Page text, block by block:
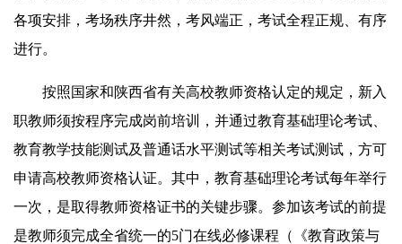
各项安排，考场秩序井然，考风端正，考试全程正规、有序
进行。
按照国家和陕西省有关高校教师资格认定的规定，新入
职教师须按程序完成岗前培训，并通过教育基础理论考试、
教育教学技能测试及普通话水平测试等相关考试测试，方可
申请高校教师资格认证。其中，教育基础理论考试每年举行
一次，是取得教师资格证书的关键步骤。参加该考试的前提
是教师须完成全省统一的5门在线必修课程（《教育政策与